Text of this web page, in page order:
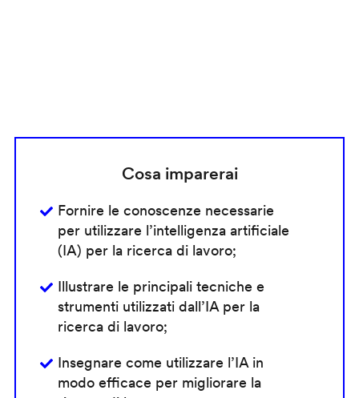
Cosa imparerai
Fornire le conoscenze necessarie
per utilizzare l’intelligenza artificiale
(IA) per la ricerca di lavoro;
Illustrare le principali tecniche e
strumenti utilizzati dall’IA per la
ricerca di lavoro;
Insegnare come utilizzare l’IA in
modo efficace per migliorare la